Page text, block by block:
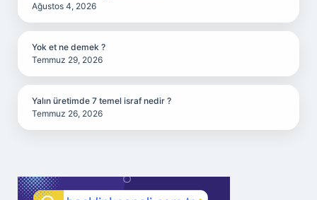
Ağustos 4, 2026
Yok et ne demek ?
Temmuz 29, 2026
Yalın üretimde 7 temel israf nedir ?
Temmuz 26, 2026